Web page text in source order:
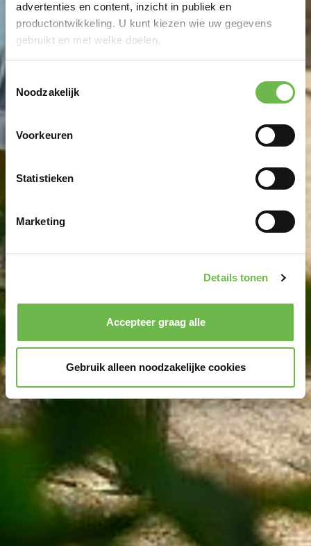
advertenties en content, inzicht in publiek en
productontwikkeling. U kunt kiezen wie uw gegevens
gebruikt en met welke doelen.
Informatie verzamelen over uw geografische
Uw apparaat identificeren door het actief te
scannen op specifieke eigenschappen (fingerprinting)
verwerkt en stel uw voorkeuren in het
detailgedeelte in.
en om ons websiteverkeer te analyseren.Dank u voor
Kennisgeving van de verwerking van uw gegevens
YouTube worden verzameld:Door te klikken op
"Accepteer graag alle" of door „Voorkeuren“,
„Statistieken“ of „Marketing“ aan te vinken en te klikken
op "Selectie handmatig instellen", stemt u er ook mee in
dat uw gegevens in de VS worden verwerkt in
overeenstemming met Art. 49 (1) zin 1 lit. a DSGVO. De
VS zijn door het Europees Hof van Justitie beoordeeld
als een land met een ontoereikend niveau van
gegevensbescherming volgens EU-normen. In het
bijzonder bestaat het risico dat uw gegevens door de
Amerikaanse autoriteiten worden verwerkt voor controle-
en toezichtdoeleinden, mogelijk ook zonder enig
Toestemmingsselectie
Noodzakelijk
Voorkeuren
Statistieken
Marketing
Details tonen
Accepteer graag alle
Gebruik alleen noodzakelijke cookies